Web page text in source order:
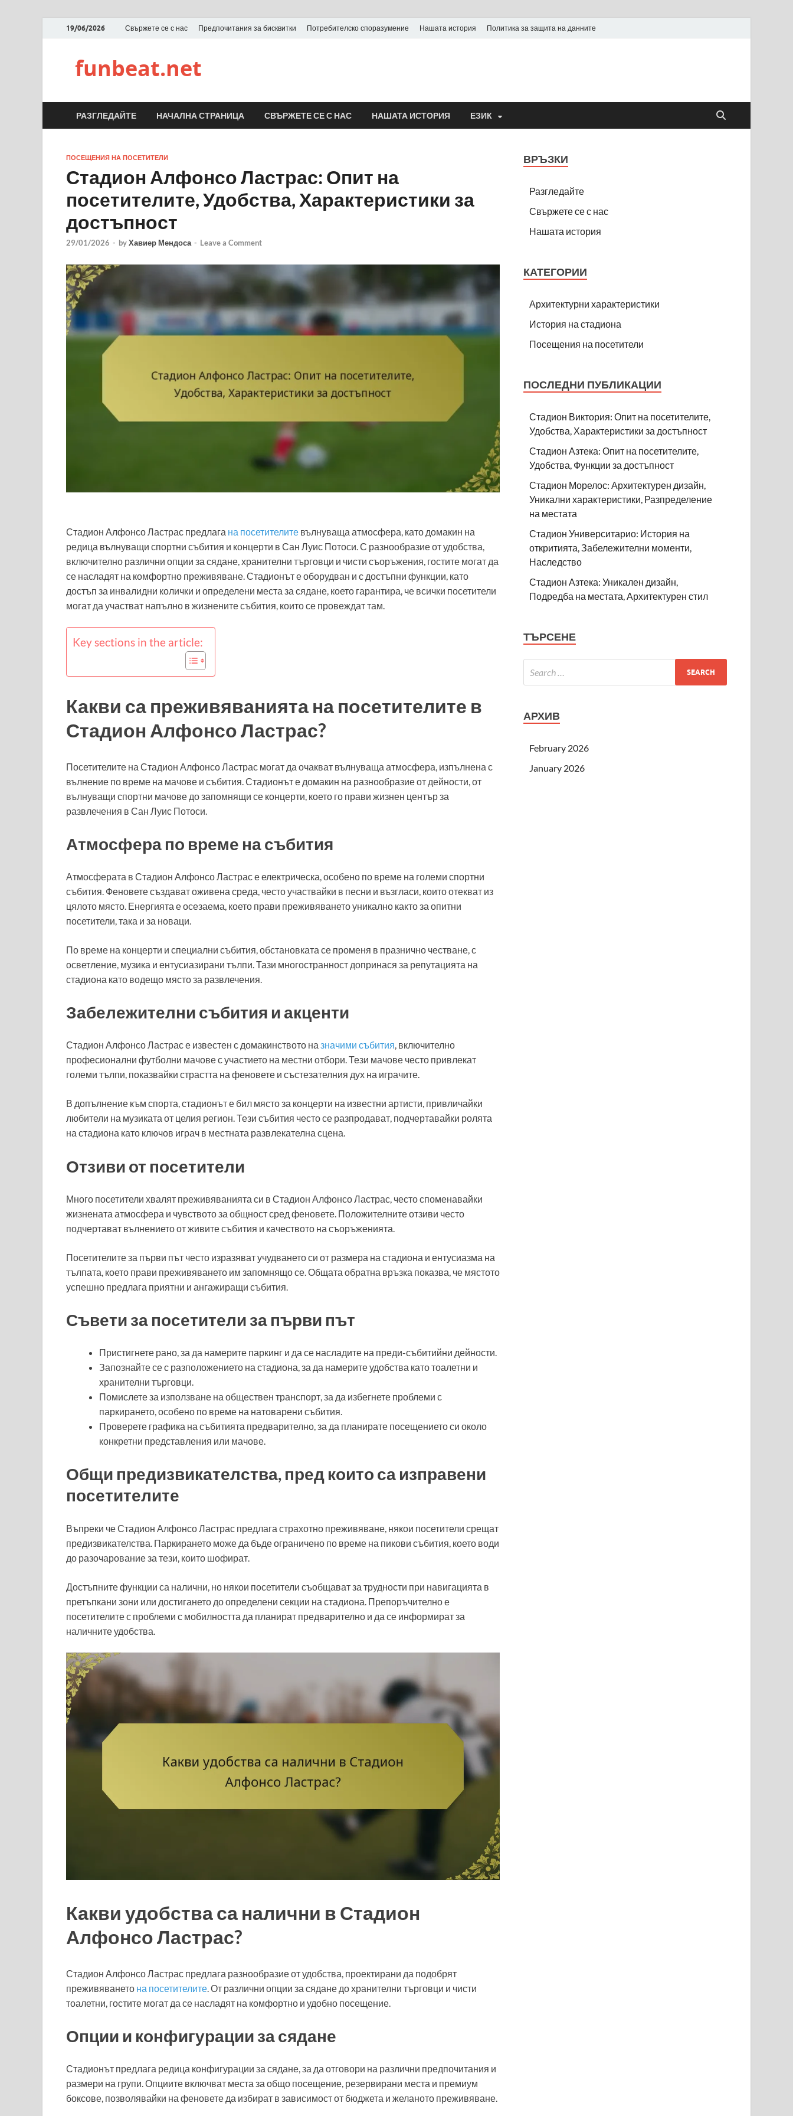
19/06/2026 Свържете се с нас Предпочитания за бисквитки Потребителско споразумение Нашата история Политика за защита на данните
funbeat.net
РАЗГЛЕДАЙТЕ НАЧАЛНА СТРАНИЦА СВЪРЖЕТЕ СЕ С НАС НАШАТА ИСТОРИЯ ЕЗИК
ПОСЕЩЕНИЯ НА ПОСЕТИТЕЛИ
Стадион Алфонсо Ластрас: Опит на
посетителите, Удобства, Характеристики за
достъпност
29/01/2026 - byХавиер Мендоса - Leave a Comment
Стадион Алфонсо Ластрас предлага на посетителите вълнуваща атмосфера, като домакин на
редица вълнуващи спортни събития и концерти в Сан Луис Потоси. С разнообразие от удобства,
включително различни опции за сядане, хранителни търговци и чисти съоръжения, гостите могат да
се насладят на комфортно преживяване. Стадионът е оборудван и с достъпни функции, като
достъп за инвалидни колички и определени места за сядане, което гарантира, че всички посетители
могат да участват напълно в жизнените събития, които се провеждат там.
Key sections in the article:
Какви са преживяванията на посетителите в
Стадион Алфонсо Ластрас?
Посетителите на Стадион Алфонсо Ластрас могат да очакват вълнуваща атмосфера, изпълнена с
вълнение по време на мачове и събития. Стадионът е домакин на разнообразие от дейности, от
вълнуващи спортни мачове до запомнящи се концерти, което го прави жизнен център за
развлечения в Сан Луис Потоси.
Атмосфера по време на събития
Атмосферата в Стадион Алфонсо Ластрас е електрическа, особено по време на големи спортни
събития. Феновете създават оживена среда, често участвайки в песни и възгласи, които отекват из
цялото място. Енергията е осезаема, което прави преживяването уникално както за опитни
посетители, така и за новаци.
По време на концерти и специални събития, обстановката се променя в празнично честване, с
осветление, музика и ентусиазирани тълпи. Тази многостранност допринася за репутацията на
стадиона като водещо място за развлечения.
Забележителни събития и акценти
Стадион Алфонсо Ластрас е известен с домакинството на значими събития, включително
професионални футболни мачове с участието на местни отбори. Тези мачове често привлекат
големи тълпи, показвайки страстта на феновете и състезателния дух на играчите.
В допълнение към спорта, стадионът е бил място за концерти на известни артисти, привличайки
любители на музиката от целия регион. Тези събития често се разпродават, подчертавайки ролята
на стадиона като ключов играч в местната развлекателна сцена.
Отзиви от посетители
Много посетители хвалят преживяванията си в Стадион Алфонсо Ластрас, често споменавайки
жизнената атмосфера и чувството за общност сред феновете. Положителните отзиви често
подчертават вълнението от живите събития и качеството на съоръженията.
Посетителите за първи път често изразяват учудването си от размера на стадиона и ентусиазма на
тълпата, което прави преживяването им запомнящо се. Общата обратна връзка показва, че мястото
успешно предлага приятни и ангажиращи събития.
Съвети за посетители за първи път
Пристигнете рано, за да намерите паркинг и да се насладите на преди-събитийни дейности.
Запознайте се с разположението на стадиона, за да намерите удобства като тоалетни и
хранителни търговци.
Помислете за използване на обществен транспорт, за да избегнете проблеми с
паркирането, особено по време на натоварени събития.
Проверете графика на събитията предварително, за да планирате посещението си около
конкретни представления или мачове.
Общи предизвикателства, пред които са изправени
посетителите
Въпреки че Стадион Алфонсо Ластрас предлага страхотно преживяване, някои посетители срещат
предизвикателства. Паркирането може да бъде ограничено по време на пикови събития, което води
до разочарование за тези, които шофират.
Достъпните функции са налични, но някои посетители съобщават за трудности при навигацията в
претъпкани зони или достигането до определени секции на стадиона. Препоръчително е
посетителите с проблеми с мобилността да планират предварително и да се информират за
наличните удобства.
Какви удобства са налични в Стадион
Алфонсо Ластрас?
Стадион Алфонсо Ластрас предлага разнообразие от удобства, проектирани да подобрят
преживяването на посетителите. От различни опции за сядане до хранителни търговци и чисти
тоалетни, гостите могат да се насладят на комфортно и удобно посещение.
Опции и конфигурации за сядане
Стадионът предлага редица конфигурации за сядане, за да отговори на различни предпочитания и
размери на групи. Опциите включват места за общо посещение, резервирани места и премиум
боксове, позволявайки на феновете да избират в зависимост от бюджета и желаното преживяване.
ВРЪЗКИ
Разгледайте
Свържете се с нас
Нашата история
КАТЕГОРИИ
Архитектурни характеристики
История на стадиона
Посещения на посетители
ПОСЛЕДНИ ПУБЛИКАЦИИ
Стадион Виктория: Опит на посетителите,
Удобства, Характеристики за достъпност
Стадион Азтека: Опит на посетителите,
Удобства, Функции за достъпност
Стадион Морелос: Архитектурен дизайн,
Уникални характеристики, Разпределение
на местата
Стадион Университарио: История на
откритията, Забележителни моменти,
Наследство
Стадион Азтека: Уникален дизайн,
Подредба на местата, Архитектурен стил
ТЪРСЕНЕ
АРХИВ
February 2026
January 2026